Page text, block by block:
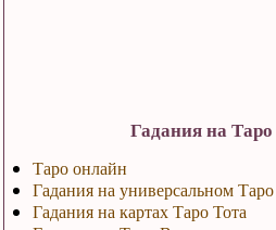
Гадания на
Таро онлайн
Гадания на универсальном Таро
Гадания на картах Таро Тота